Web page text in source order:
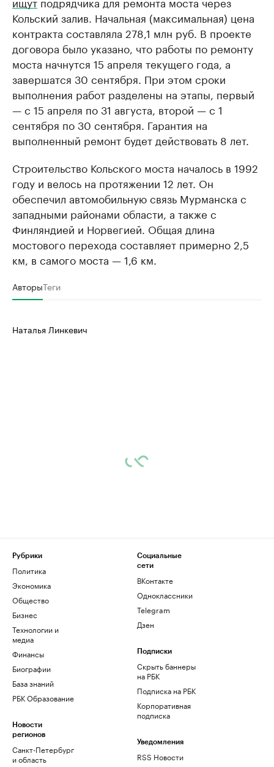
Кольский залив. Начальная (максимальная) цена
контракта составляла 278,1 млн руб. В проекте
договора было указано, что работы по ремонту
моста начнутся 15 апреля текущего года, а
завершатся 30 сентября. При этом сроки
выполнения работ разделены на этапы, первый
— с 15 апреля по 31 августа, второй — с 1
сентября по 30 сентября. Гарантия на
выполненный ремонт будет действовать 8 лет.
Строительство Кольского моста началось в 1992
году и велось на протяжении 12 лет. Он
обеспечил автомобильную связь Мурманска с
западными районами области, а также с
Финляндией и Норвегией. Общая длина
мостового перехода составляет примерно 2,5
км, в самого моста — 1,6 км.
АвторыТеги
Наталья Линкевич
Рубрики
Политика
Экономика
Общество
Бизнес
Технологии и
медиа
Финансы
Биографии
База знаний
РБК Образование
Новости
регионов
Санкт-Петербург
и область
Социальные
сети
ВКонтакте
Одноклассники
Telegram
Дзен
Подписки
Скрыть баннеры
на РБК
Подписка на РБК
Корпоративная
подписка
Уведомления
RSS Новости